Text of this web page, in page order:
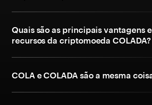
Quais são as principais vantagens e
recursos da criptomoeda COLADA?
COLA e COLADA são a mesma